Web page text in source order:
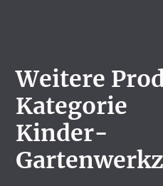
Weitere
Kategorie
Kinder-